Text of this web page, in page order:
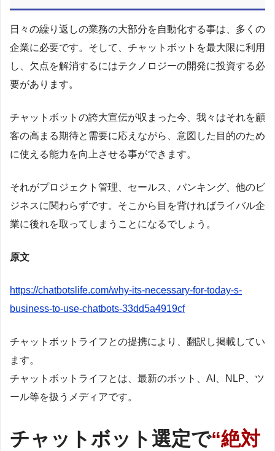
日々の繰り返しの業務の大部分を自動化する事は、多くの
企業に必要です。そして、チャットボットを最大限に利用
し、欠点を解消するにはテクノロジーの開発に投資する必
要があります。
チャットボットの誇大宣伝が収まった今、我々はそれを顧
客の高まる期待と需要に応えながら、意図した目的のため
に使える能力を向上させる事ができます。
それがプロジェクト管理、セールス、バンキング、他のビ
ジネスに関わらずです。そこから目を背ければライバル企
業に後れを取ってしまうことになるでしょう。
原文
https://chatbotslife.com/why-its-necessary-for-today-s-
business-to-use-chatbots-33dd5a4919cf
チャットボットライフとの提携により、翻訳し掲載してい
ます。
チャットボットライフとは、最新のボット、AI、NLP、ツ
ール等を扱うメディアです。
チャットボット選定で“絶対